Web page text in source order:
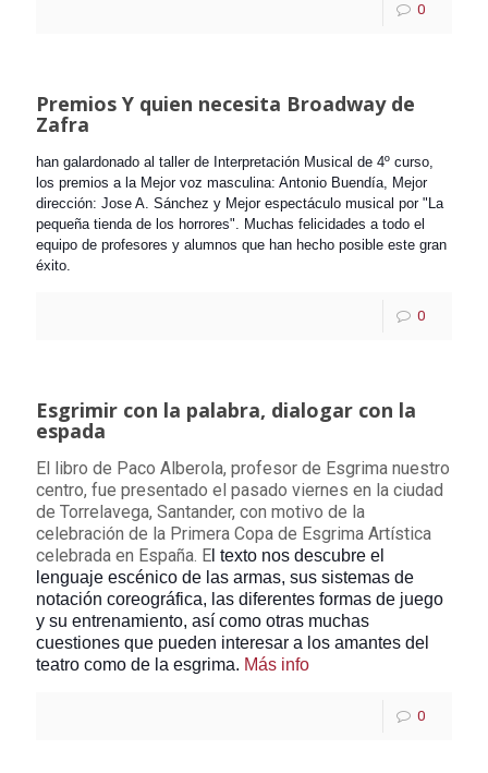
0
Premios Y quien necesita Broadway de
Zafra
han galardonado al taller de Interpretación Musical de 4º curso,
los premios a la Mejor voz masculina: Antonio Buendía, Mejor
dirección: Jose A. Sánchez y Mejor espectáculo musical por "La
pequeña tienda de los horrores". Muchas felicidades a todo el
equipo de profesores y alumnos que han hecho posible este gran
éxito.
0
Esgrimir con la palabra, dialogar con la
espada
El libro de Paco Alberola, profesor de Esgrima nuestro
centro, fue presentado el pasado viernes en la ciudad
de Torrelavega, Santander, con motivo de la
celebración de la Primera Copa de Esgrima Artística
celebrada en España. E l texto nos descubre el
lenguaje escénico de las armas, sus sistemas de
notación coreográfica, las diferentes formas de juego
y su entrenamiento, así como otras muchas
cuestiones que pueden interesar a los amantes del
teatro como de la esgrima. Más info
0